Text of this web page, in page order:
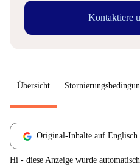
Kontaktiere
Übersicht
Original-Inhalte auf Englisch
Hi - diese Anzeige wurde